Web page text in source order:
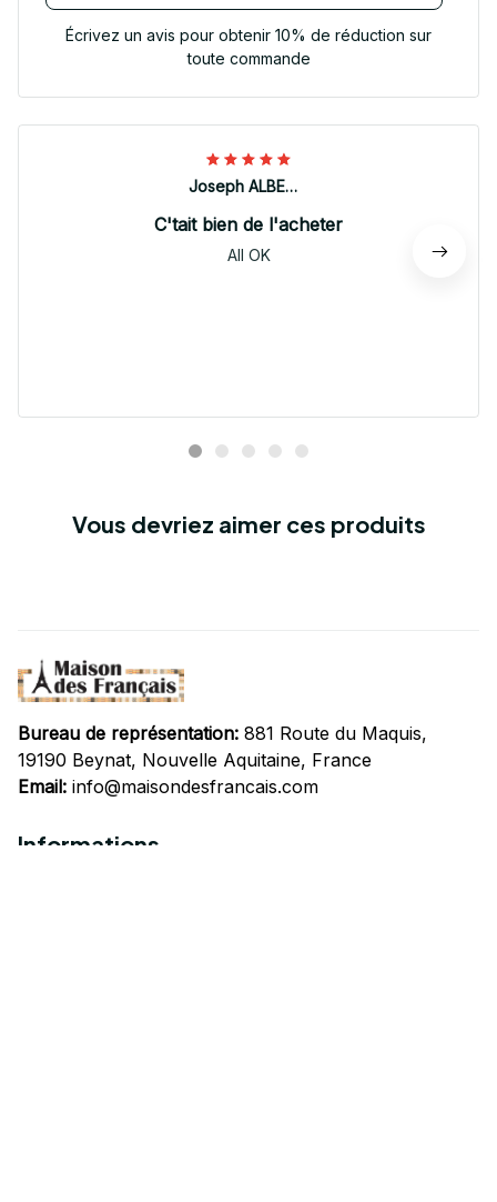
Écrivez un avis pour obtenir 10% de réduction sur
toute commande
Joseph ALBERTINI
C'tait bien de l'acheter
All OK
Vous devriez aimer ces produits
Bureau de représentation: 881 Route du Maquis,
19190 Beynat, Nouvelle Aquitaine, France
Email: info@maisondesfrancais.com
Informations